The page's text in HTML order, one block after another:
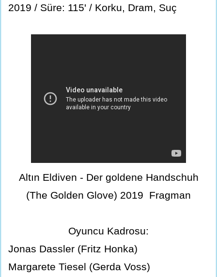
2019 / Süre: 115' / Korku, Dram, Suç
Altın Eldiven - Der goldene Handschuh
(The Golden Glove) 2019 Fragman
Oyuncu Kadrosu:
Jonas Dassler (Fritz Honka)
Margarete Tiesel (Gerda Voss)